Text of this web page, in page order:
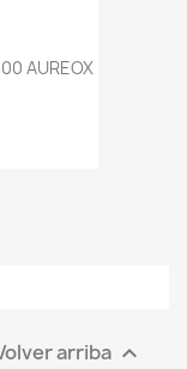
AUREOX
arriba 